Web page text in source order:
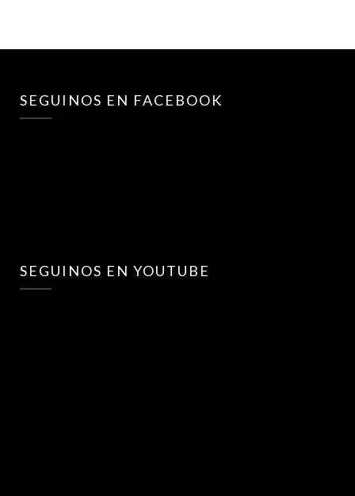
SEGUINOS EN FACEBOOK
SEGUINOS EN YOUTUBE